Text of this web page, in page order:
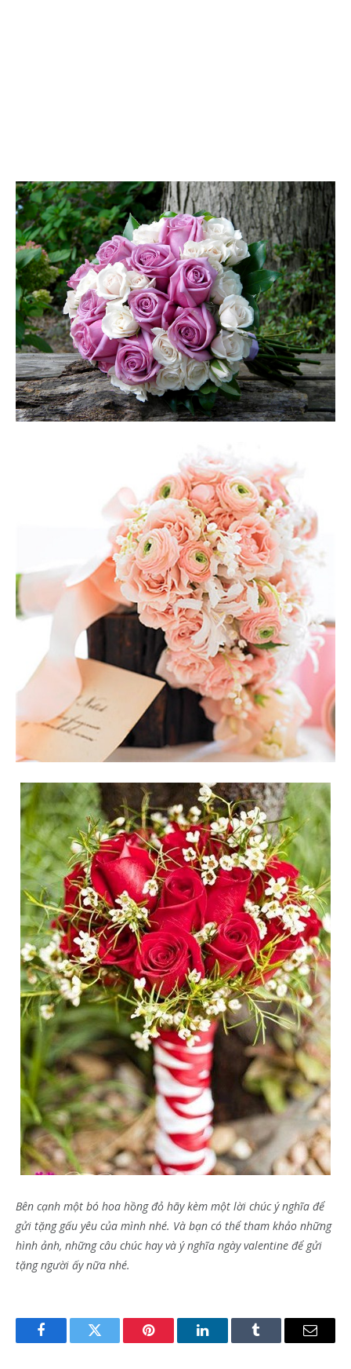
Bên cạnh một bó hoa hồng đỏ hãy kèm một lời chúc ý nghĩa để
gửi tặng gấu yêu của mình nhé. Và bạn có thể tham khảo những
hình ảnh, những câu chúc hay và ý nghĩa ngày valentine để gửi
tặng người ấy nữa nhé.
FacebookTwitter Pinterest LinkedInTumblr Email